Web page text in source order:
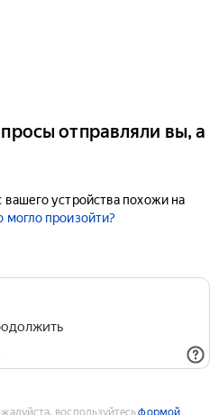
отправляли вы, а
устройства похожи на
могло произойти?
воспользуйтесьформой